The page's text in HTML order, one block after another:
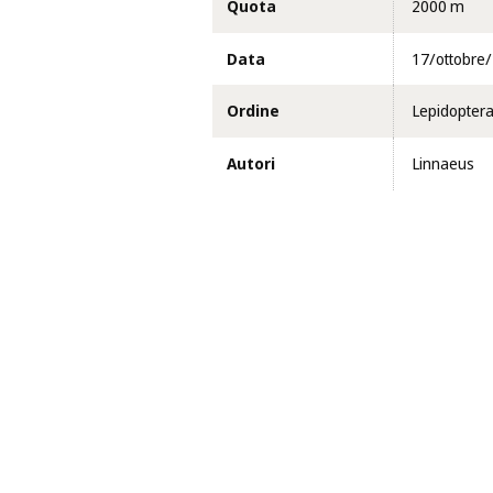
Quota 2000 m
Data 17/
Ordine Lepidoptera
Autori Linnaeus